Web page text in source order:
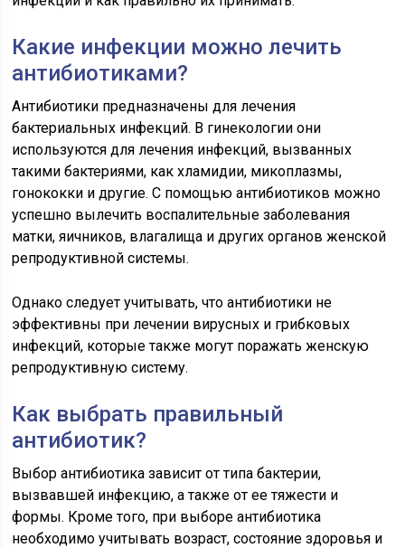
Какие инфекции можно лечить
антибиотиками?
Антибиотики предназначены для лечения
бактериальных инфекций. В гинекологии они
используются для лечения инфекций, вызванных
такими бактериями, как хламидии, микоплазмы,
гонококки и другие. С помощью антибиотиков можно
успешно вылечить воспалительные заболевания
матки, яичников, влагалища и других органов женской
репродуктивной системы.
Однако следует учитывать, что антибиотики не
эффективны при лечении вирусных и грибковых
инфекций, которые также могут поражать женскую
репродуктивную систему.
Как выбрать правильный
антибиотик?
Выбор антибиотика зависит от типа бактерии,
вызвавшей инфекцию, а также от ее тяжести и
формы. Кроме того, при выборе антибиотика
необходимо учитывать возраст, состояние здоровья и